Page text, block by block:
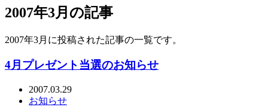
2007年3月の記事
2007年3月に投稿された記事の一覧です。
4月プレゼント当選のお知らせ
2007.03.29
お知らせ